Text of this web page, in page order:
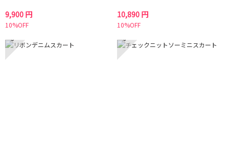
9,900 円
10%OFF
10,890 円
10%OFF
5 6